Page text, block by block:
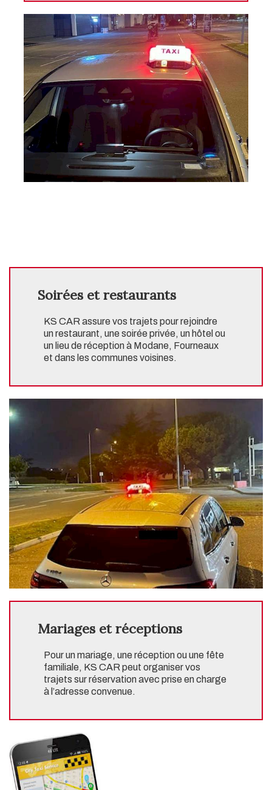
Soirées et restaurants
KS CAR assure vos trajets pour rejoindre
un restaurant, une soirée privée, un hôtel ou
un lieu de réception à Modane, Fourneaux
et dans les communes voisines.
Mariages et réceptions
Pour un mariage, une réception ou une fête
familiale, KS CAR peut organiser vos
trajets sur réservation avec prise en charge
à l’adresse convenue.